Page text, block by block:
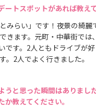
ートスポットがあれば教え
みらい」です！夜景の綺麗
きます。元町・中華街では
です。2人ともドライブが
。2人でよく行きました。
うと思った瞬間はありまし
か教えてください。